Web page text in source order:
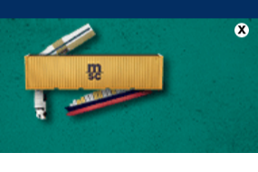
Quiénes somos Política de privacidad